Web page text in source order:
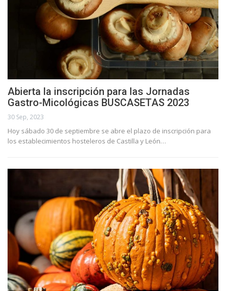
Abierta la inscripción para las Jornadas
Gastro-Micológicas BUSCASETAS 2023
30 Sep, 2023
Hoy sábado 30 de septiembre se abre el plazo de inscripción para
los establecimientos hosteleros de Castilla y León…